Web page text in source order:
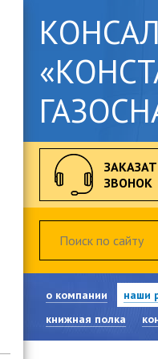
ЗВОНОК
о компании
наши
книжная полка